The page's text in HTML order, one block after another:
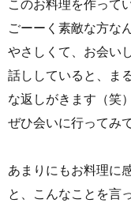
このお料理を作って
ごーーく素敵な方な
やさしくて、お会い
話ししていると、ま
な返しがきます（笑
ぜひ会いに行ってみ
あまりにもお料理に
と、こんなことを言